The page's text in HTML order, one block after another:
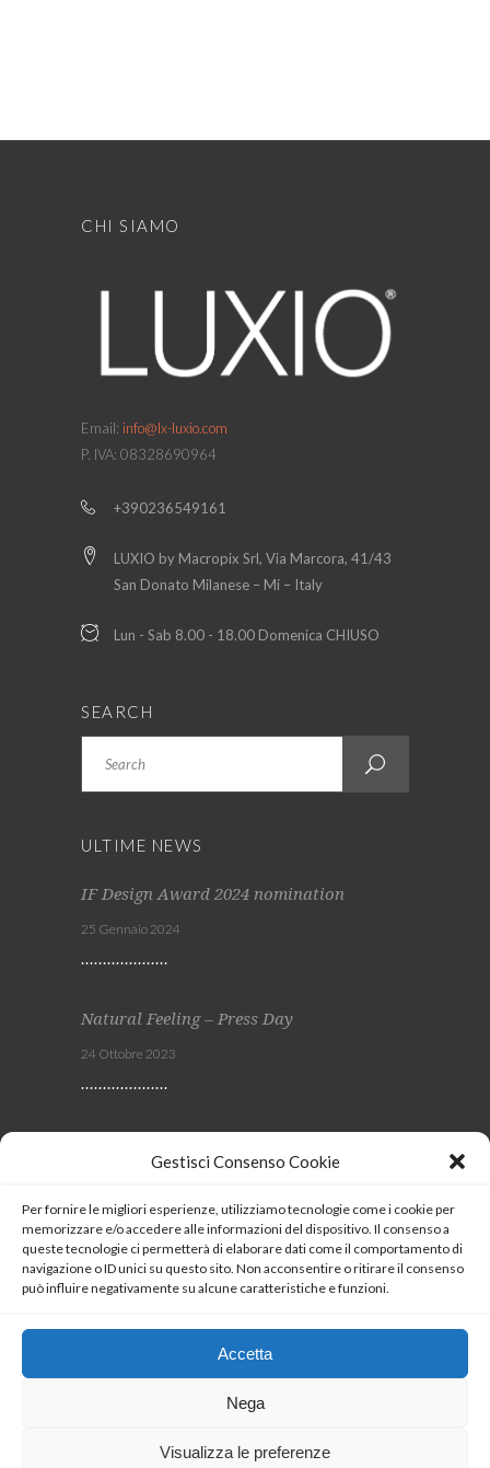
Gestisci Consenso Cookie
Per fornire le migliori esperienze, utilizziamo tecnologie come i cookie per
memorizzare e/o accedere alle informazioni del dispositivo. Il consenso a
queste tecnologie ci permetterà di elaborare dati come il comportamento di
navigazione o ID unici su questo sito. Non acconsentire o ritirare il consenso
può influire negativamente su alcune caratteristiche e funzioni.
Accetta
Nega
Visualizza le preferenze
CHI SIAMO
Email: info@lx-luxio.com
P. IVA: 08328690964
+390236549161
LUXIO by Macropix Srl, Via Marcora, 41/43
San Donato Milanese – Mi – Italy
Lun - Sab 8.00 - 18.00 Domenica CHIUSO
SEARCH
ULTIME NEWS
IF Design Award 2024 nomination
25 Gennaio 2024
Natural Feeling – Press Day
24 Ottobre 2023
SEGUICI
Coockie Policy